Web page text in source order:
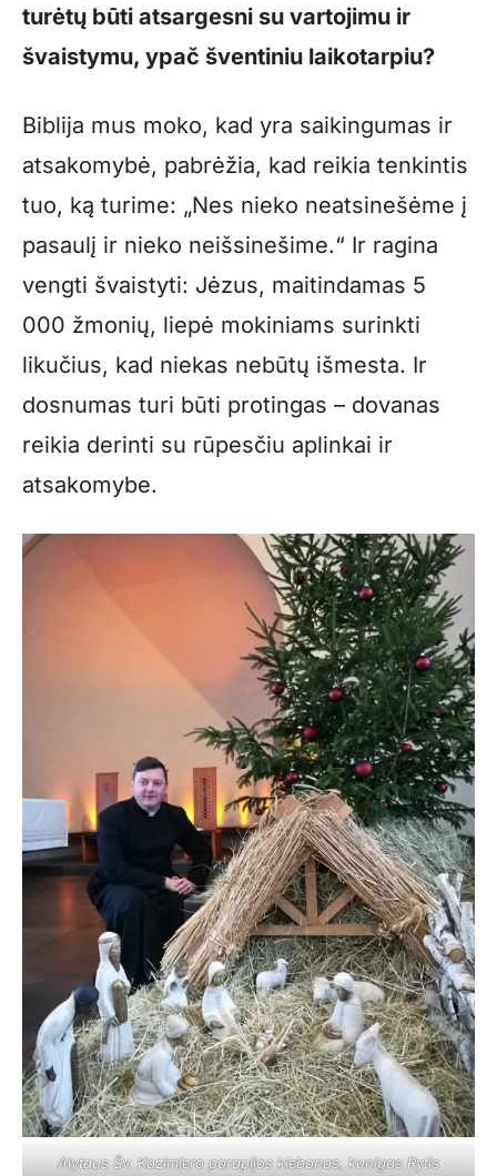
turėtų būti atsargesni su vartojimu ir
švaistymu, ypač šventiniu laikotarpiu?
Biblija mus moko, kad yra saikingumas ir
atsakomybė, pabrėžia, kad reikia tenkintis
tuo, ką turime: „Nes nieko neatsinešėme į
pasaulį ir nieko neišsinešime.“ Ir ragina
vengti švaistyti: Jėzus, maitindamas 5
000 žmonių, liepė mokiniams surinkti
likučius, kad niekas nebūtų išmesta. Ir
dosnumas turi būti protingas – dovanas
reikia derinti su rūpesčiu aplinkai ir
atsakomybe.
Alytaus Šv. Kazimiero parapijos klebonas, kunigas Rytis